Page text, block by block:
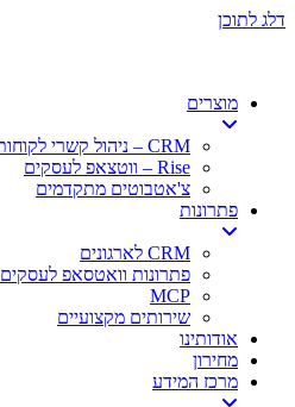
דלג לתוכן
מוצרים
CRM – ניהול קשרי לקוחות
Rise – ווטצאפ לעסקים
צ'אטבוטים מתקדמים
פתרונות
CRM לארגונים
פתרונות וואטסאפ לעסקים
MCP
שירותים מקצועיים
אודותינו
מחירון
מרכז המידע